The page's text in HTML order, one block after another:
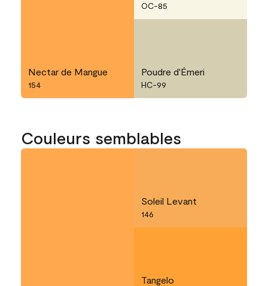
Nectar de Mangue
154
OC-85
Poudre d'Émeri
HC-99
Couleurs semblables
Soleil Levant
146
Tangelo